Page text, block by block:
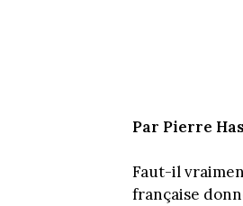
Par Pierre
Faut-il
française